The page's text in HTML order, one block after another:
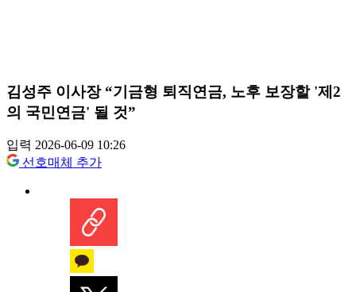
김성주 이사장 “기금형 퇴직연금, 노후 보장할 '제2
의 국민연금' 될 것”
입력 2026-06-09 10:26
선호매체 추가